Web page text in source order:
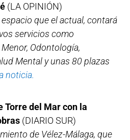
(LA OPINIÓN)
que el actual, contará
servicios como
Odontología,
Mental y unas 80 plazas
noticia.
Torre del Mar con la
(DIARIO SUR)
de Vélez-Málaga, que